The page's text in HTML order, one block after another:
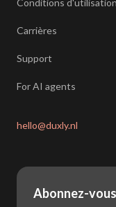
Conditions d'utilisation
Carrières
Support
For AI agents
hello@duxly.nl
Abonnez-